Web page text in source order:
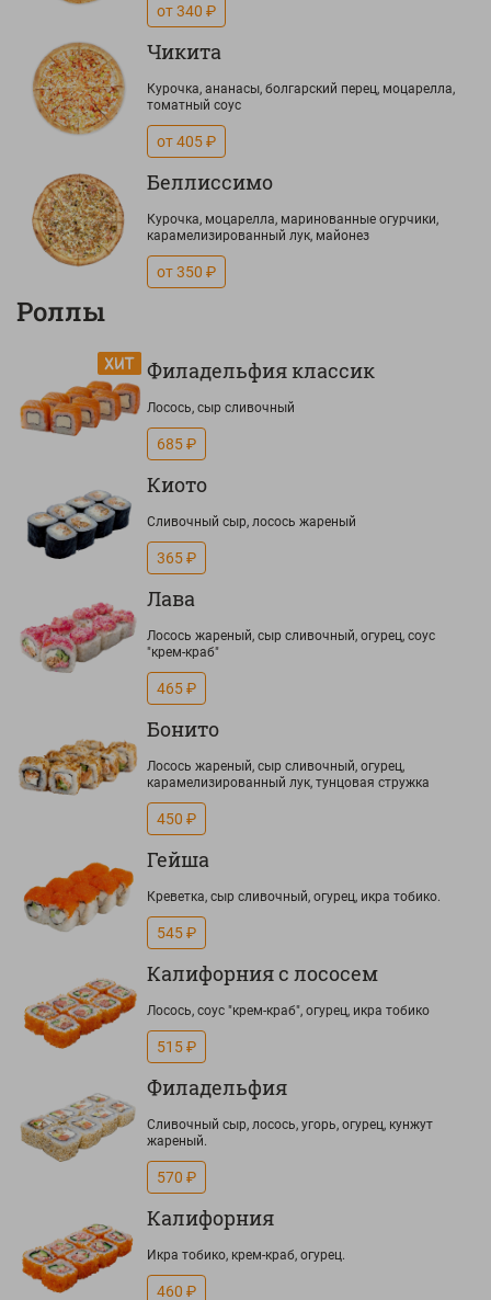
от 340 ₽
Чикита
Курочка, ананасы, болгарский перец, моцарелла,
томатный соус
от 405 ₽
Беллиссимо
Курочка, моцарелла, маринованные огурчики,
карамелизированный лук, майонез
от 350 ₽
Роллы
Филадельфия классик
Лосось, сыр сливочный
685 ₽
Киото
Сливочный сыр, лосось жареный
365 ₽
Лава
Лосось жареный, сыр сливочный, огурец, соус
"крем-краб"
465 ₽
Бонито
Лосось жареный, сыр сливочный, огурец,
карамелизированный лук, тунцовая стружка
450 ₽
Гейша
Креветка, сыр сливочный, огурец, икра тобико.
545 ₽
Калифорния с лососем
Лосось, соус "крем-краб", огурец, икра тобико
515 ₽
Филадельфия
Сливочный сыр, лосось, угорь, огурец, кунжут
жареный.
570 ₽
Калифорния
Икра тобико, крем-краб, огурец.
460 ₽